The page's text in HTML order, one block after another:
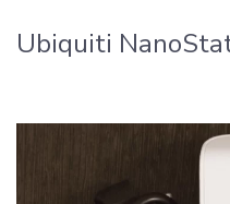
Ubiquiti